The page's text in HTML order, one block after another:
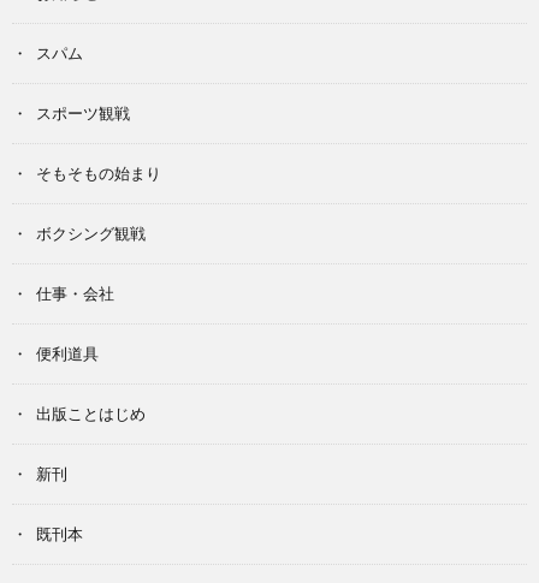
スパム
スポーツ観戦
そもそもの始まり
ボクシング観戦
仕事・会社
便利道具
出版ことはじめ
新刊
既刊本